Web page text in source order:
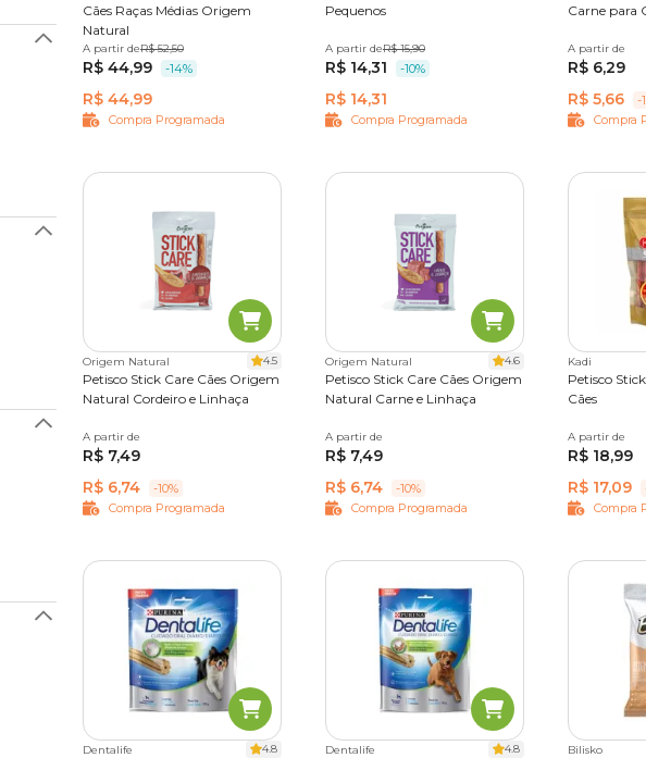
podem ser chamados de osso por terem o aspecto branquinho, como alguns
Para ter certeza de que se trata de um produto seguro para ser consumido pelo
veterinário e tire todas as dúvidas a respeito dos tipos que você pretende dar para
um palito para cachorro, observe o cãozinho mastigar e engolir o
petiscoaté o
calma, sem afobação. Alguns cachorros podem tentar engolir o palito inteiro e
Cães Raças Médias Origem
Natural
3 unidades
8 unidades
30 unidades
A partir deR$ 52,50
R$ 44,99 -14%
R$ 44,99
Compra Programada
Pequenos
7 unidades
A partir deR$ 15,90
R$ 14,31 -10%
R$ 14,31
Compra Programada
Carne para
65g 500g
A partir de
R$ 6,29
R$ 5,66
-
Compra
Origem Natural 4.5
Petisco Stick Care Cães Origem
Natural Cordeiro e Linhaça
50 g 400 g
A partir de
R$ 7,49
R$ 6,74
-10%
Compra Programada
Origem Natural 4.6
Petisco Stick Care Cães Origem
Natural Carne e Linhaça
50 g 400 g
A partir de
R$ 7,49
R$ 6,74
-10%
Compra Programada
Kadi
Petisco
Cães
70 g
A partir de
R$ 18,99
R$ 17,09
Compra
Dentalife 4.8 Dentalife 4.8 Bilisko